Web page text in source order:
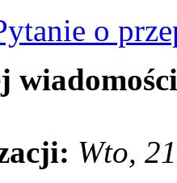
o
Wto,